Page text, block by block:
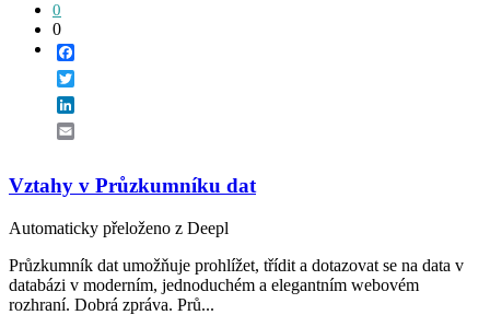
0
0
Vztahy v Průzkumníku dat
Automaticky přeloženo z Deepl
Průzkumník dat umožňuje prohlížet, třídit a dotazovat se na data v
databázi v moderním, jednoduchém a elegantním webovém
rozhraní. Dobrá zpráva. Prů...